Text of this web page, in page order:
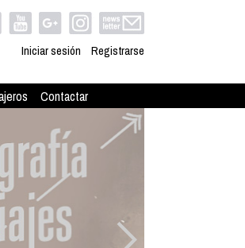
Iniciar sesión Registrarse
Contactar